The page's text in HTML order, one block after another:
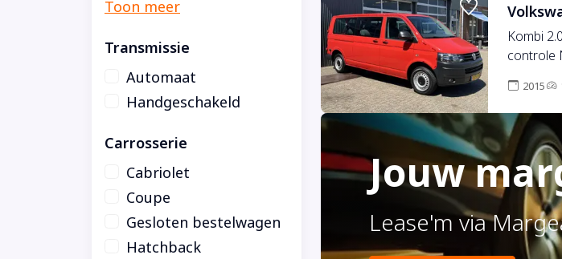
Transmissie
Automaat
Handgeschakeld
Carrosserie
Cabriolet
Coupe
Gesloten bestelwagen
Hatchback
Kombi
controle
2015
Jouw
Lease'm via